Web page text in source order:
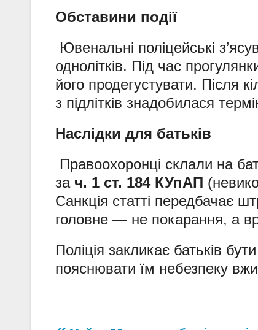
Обставини події
Ювенальні поліцейські
однолітків. Під час
його продегустувати. Після
з підлітків знадобилася
Наслідки для батьків
Правоохоронці склали на
за ч. 1 ст. 184 КУпАП
Санкція статті передбачає
головне — не покарання, а
Поліція закликає батьків
пояснювати їм небезпеку